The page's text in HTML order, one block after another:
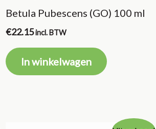
Betula Pubescens (GO) 100 ml
€22.15incl. BTW
In winkelwagen